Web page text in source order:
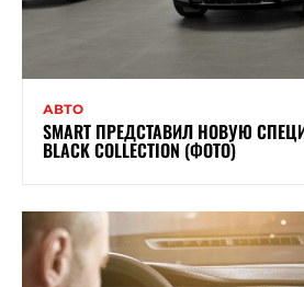
АВТО
SMART ПРЕДСТАВИЛ НОВУЮ
BLACK COLLECTION (ФОТО)